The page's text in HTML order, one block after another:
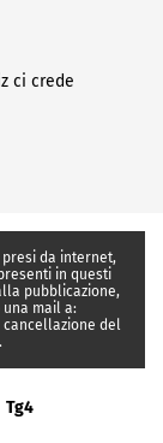
ci crede
da internet,
in questi
pubblicazione,
mail a:
del
Tg4